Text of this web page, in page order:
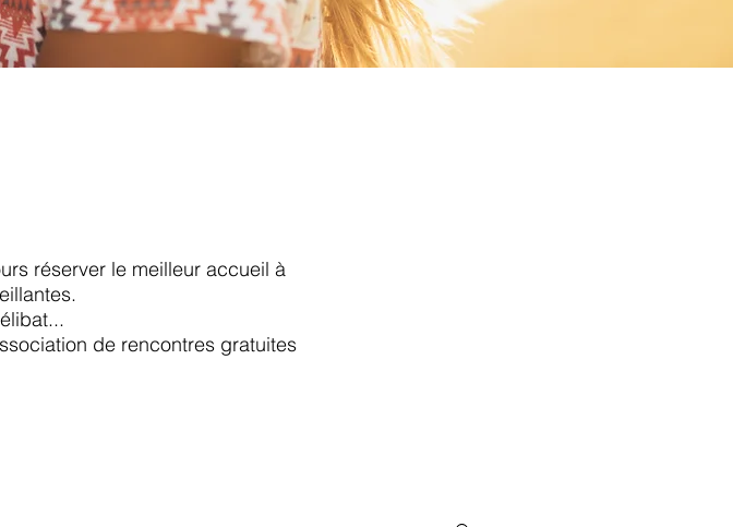
réserver le meilleur accueil à
de rencontres gratuites